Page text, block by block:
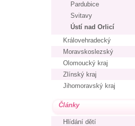
Pardubice
Svitavy
Ústí nad Orlicí
Královehradecký
Moravskoslezský
Olomoucký kraj
Zlínský kraj
Jihomoravský kraj
Články
Hlídání dětí